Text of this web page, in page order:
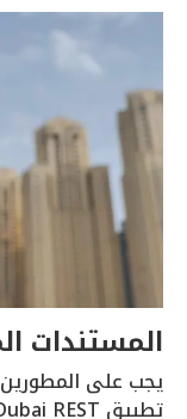
المستندات
يجب على